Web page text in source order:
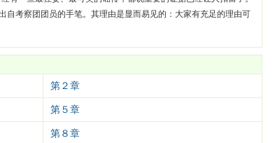
考察团团员的手笔。其理由是显而易见的：大家有充足的理由可
第２章
第５章
第８章